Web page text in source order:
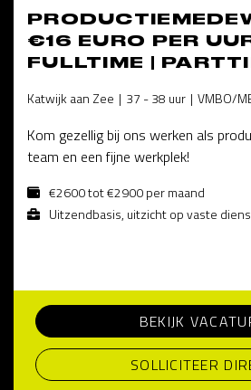
€16 EURO PER UUR
FULLTIME |
Katwijk aan Zee 37 - 38 uur VMBO/
Kom gezellig bij ons werken als
team en een fijne werkplek!
€2600 tot €2900 per maand
Uitzendbasis, uitzicht op vaste
BEKIJK
SOLLICITEER